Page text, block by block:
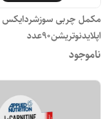
مکمل چربی سوزشردایکس
اپلایدنوتریشن90عدد
ناموجود